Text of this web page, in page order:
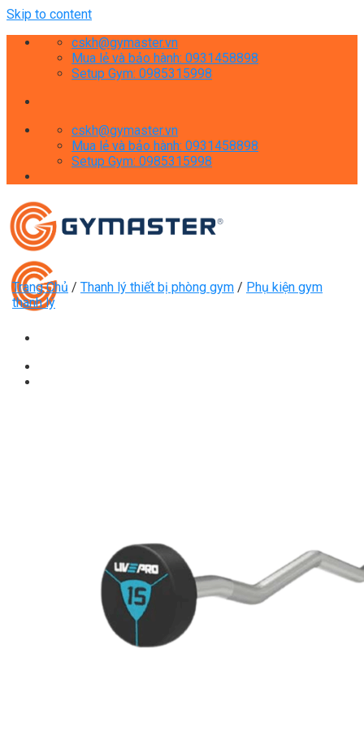
Skip to content
cskh@gymaster.vn
Mua lẻ và bảo hành: 0931458898
Setup Gym: 0985315998
cskh@gymaster.vn
Mua lẻ và bảo hành: 0931458898
Setup Gym: 0985315998
Máy Rung Bụng
Máy tập phục hồi chức năng
Thiết Bị Phòng Gym chuyên dụng
Máy Khối Tập Với Cáp
Máy khối đa năng
Robot
Ghế Tập Đa Năng
Trang Chủ / Thanh lý thiết bị phòng gym / Phụ kiện gym
thanh lý